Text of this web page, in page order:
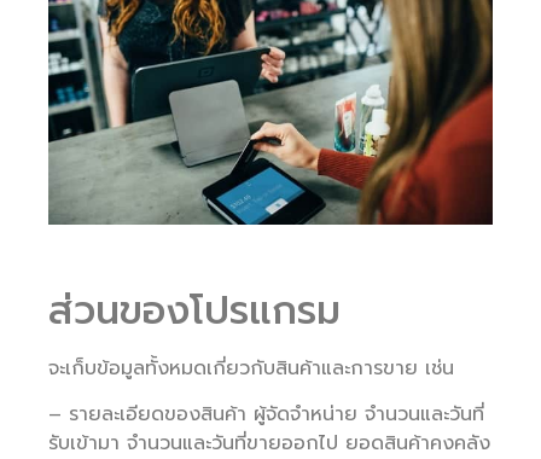
ส่วนของโปรแกรม
จะเก็บข้อมูลทั้งหมดเกี่ยวกับสินค้าและการขาย เช่น
– รายละเอียดของสินค้า ผู้จัดจำหน่าย จำนวนและวันที่
รับเข้ามา จำนวนและวันที่ขายออกไป ยอดสินค้าคงคลัง